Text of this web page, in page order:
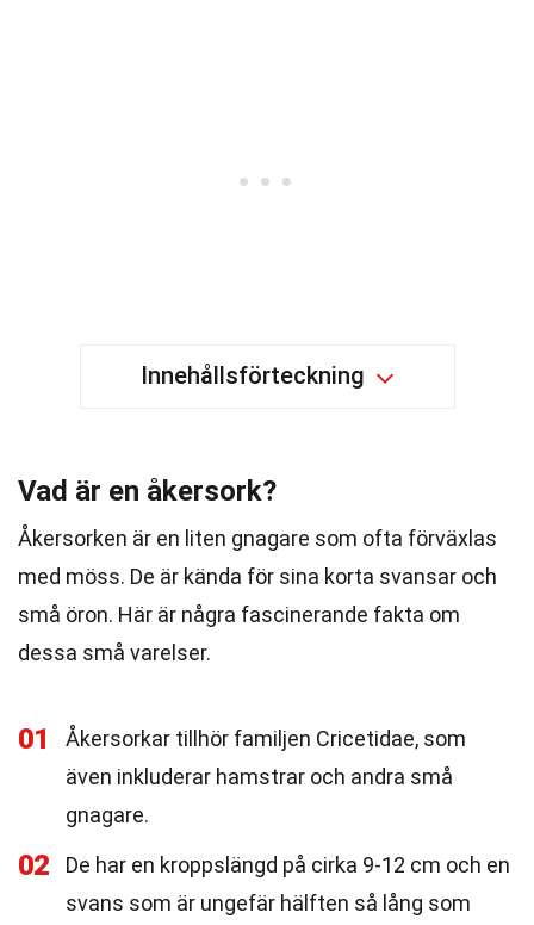
Innehållsförteckning
Vad är en åkersork?
Åkersorken är en liten gnagare som ofta förväxlas
med möss. De är kända för sina korta svansar och
små öron. Här är några fascinerande fakta om
dessa små varelser.
01
Åkersorkar tillhör familjen Cricetidae, som
även inkluderar hamstrar och andra små
gnagare.
02
De har en kroppslängd på cirka 9-12 cm och en
svans som är ungefär hälften så lång som